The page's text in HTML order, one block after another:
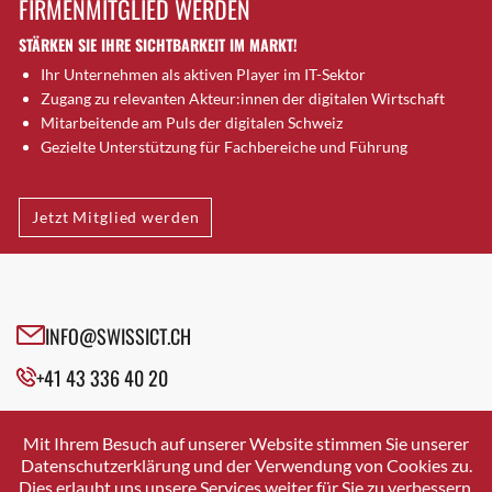
Brugg AG
Brütten
Bubendorf
Bubikon
Buchs (SG)
Bäretswil
Bülach
Cazis
Crissier
Davos Platz
Dierikon
Dietikon
FIRMENMITGLIED WERDEN
STÄRKEN SIE IHRE SICHTBARKEIT IM MARKT!
Ihr Unternehmen als aktiven Player im IT-Sektor
Zugang zu relevanten Akteur:innen der digitalen Wirtschaft
Mitarbeitende am Puls der digitalen Schweiz
Gezielte Unterstützung für Fachbereiche und Führung
Jetzt Mitglied werden
INFO@SWISSICT.CH
+41 43 336 40 20
SWISSICT
VULKANSTRASSE 120
8048 ZURICH
Mit Ihrem Besuch auf unserer Website stimmen Sie unserer
Datenschutzerklärung und der Verwendung von Cookies zu.
Dies erlaubt uns unsere Services weiter für Sie zu verbessern.